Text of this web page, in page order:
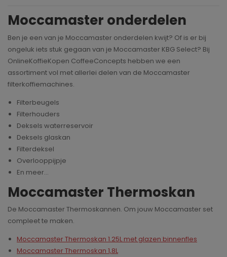
Moccamaster onderdelen
Ben je een van je Moccamaster onderdelen kwijt? Of is er bij
ongeluk iets stuk gegaan van je Moccamaster KBG Select? Bij
OnlineKoffieKopen CoffeeConcepts hebben we een
assortiment vol met allerlei delen van de Moccamaster
filterkoffiemachines.
Filterbeugels
Filterhouders
Deksels waterreservoir
Deksels glaskan
Filterdeksel
Overlooppijpje
En meer...
Moccamaster Thermoskan
De Moccamaster Thermoskannen. Om jouw Moccamaster set
compleet te maken.
Moccamaster Thermoskan 1.25L met glazen binnenfles
Moccamaster Thermoskan 1,8L